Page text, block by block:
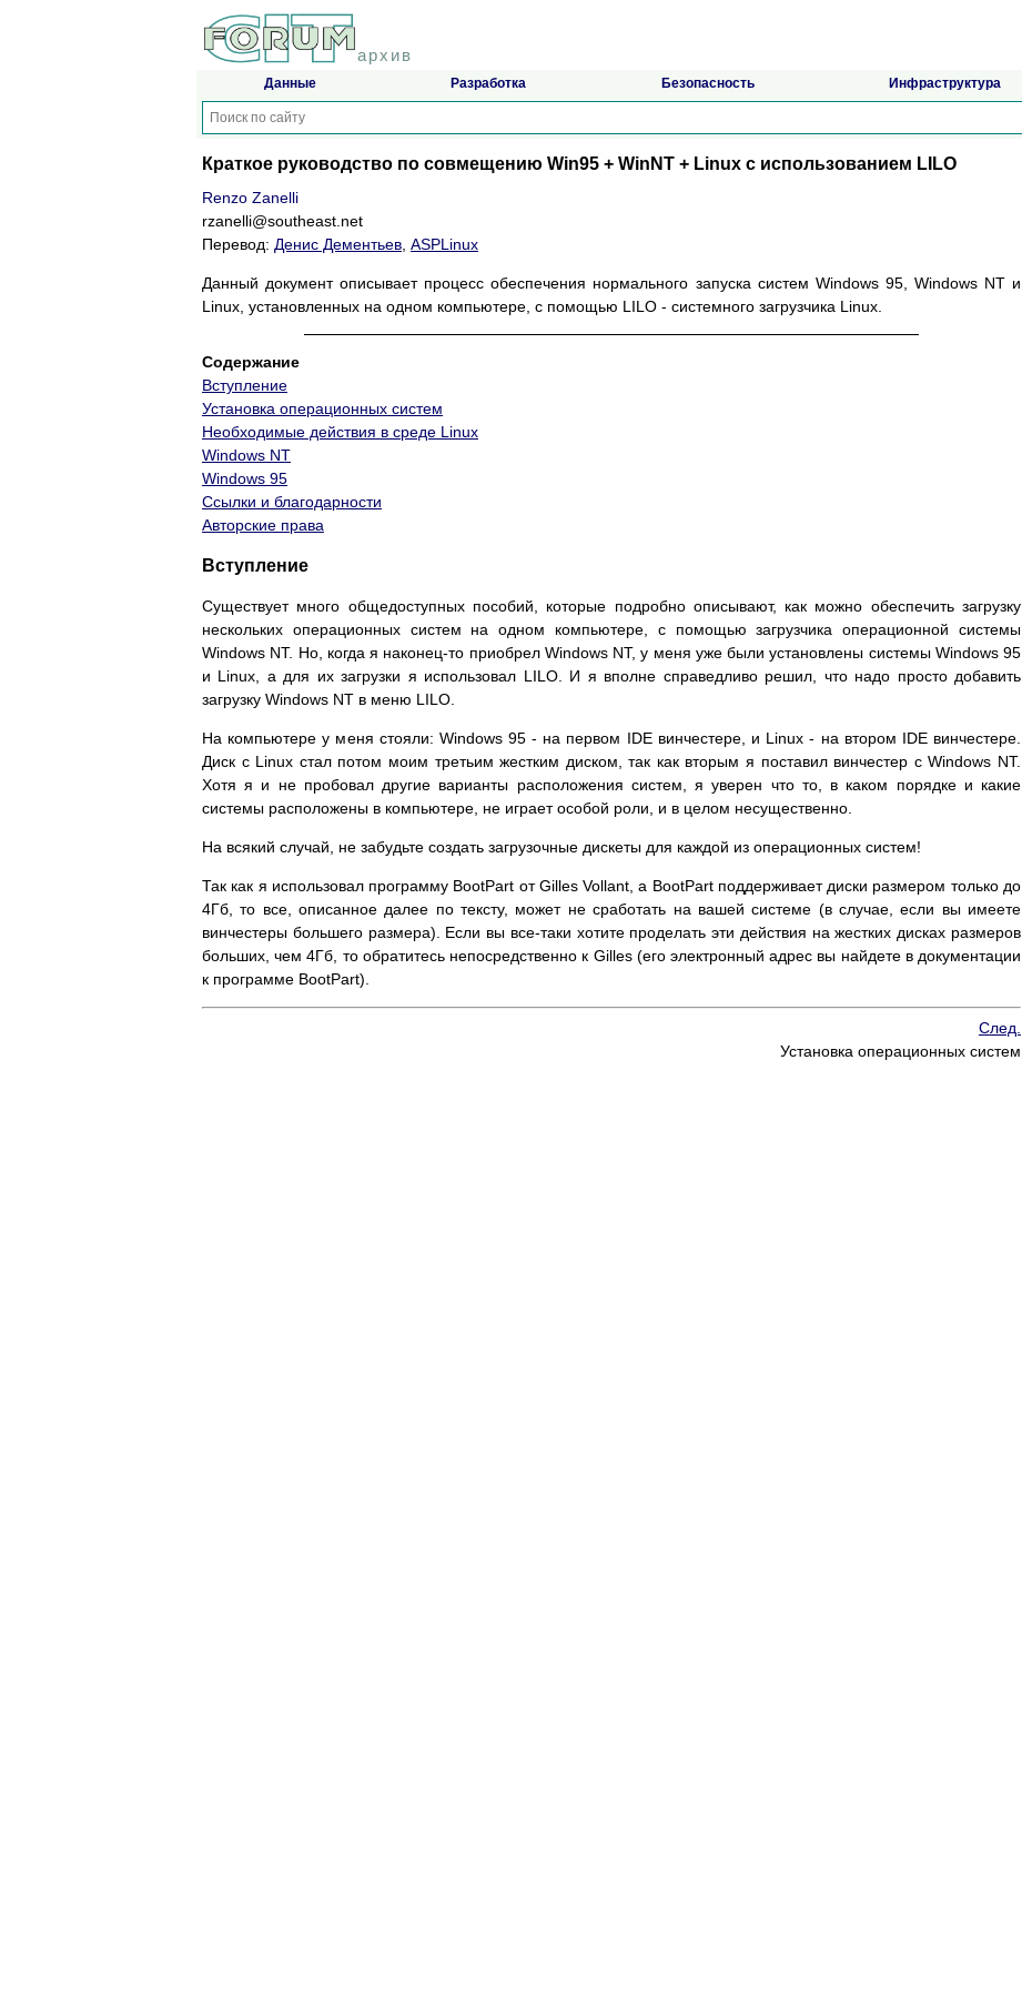
архив
Данные Разработка Безопасность Инфраструктура
Краткое руководство по совмещению Win95 + WinNT + Linux с использованием LILO
Renzo Zanelli
rzanelli@southeast.net
Перевод: Денис Дементьев ASPLinux
Данный документ описывает процесс обеспечения нормального запуска систем Windows 95, Windows NT и
Linux, установленных на одном компьютере, с помощью LILO - системного загрузчика Linux.
Содержание
Вступление
Установка операционных систем
Необходимые действия в среде Linux
Windows NT
Windows 95
Ссылки и благодарности
Авторские права
Вступление
Существует много общедоступных пособий, которые подробно описывают, как можно обеспечить загрузку
нескольких операционных систем на одном компьютере, с помощью загрузчика операционной системы
Windows NT. Но, когда я наконец-то приобрел Windows NT, у меня уже были установлены системы Windows 95
и Linux, а для их загрузки я использовал LILO. И я вполне справедливо решил, что надо просто добавить
загрузку Windows NT в меню LILO.
На компьютере у меня стояли: Windows 95 - на первом IDE винчестере, и Linux - на втором IDE винчестере.
Диск с Linux стал потом моим третьим жестким диском, так как вторым я поставил винчестер с Windows NT.
Хотя я и не пробовал другие варианты расположения систем, я уверен что то, в каком порядке и какие
системы расположены в компьютере, не играет особой роли, и в целом несущественно.
На всякий случай, не забудьте создать загрузочные дискеты для каждой из операционных систем!
Так как я использовал программу BootPart от Gilles Vollant, а BootPart поддерживает диски размером только до
4Гб, то все, описанное далее по тексту, может не сработать на вашей системе (в случае, если вы имеете
винчестеры большего размера). Если вы все-таки хотите проделать эти действия на жестких дисках размеров
больших, чем 4Гб, то обратитесь непосредственно к Gilles (его электронный адрес вы найдете в документации
к программе BootPart).
След.
Установка операционных систем